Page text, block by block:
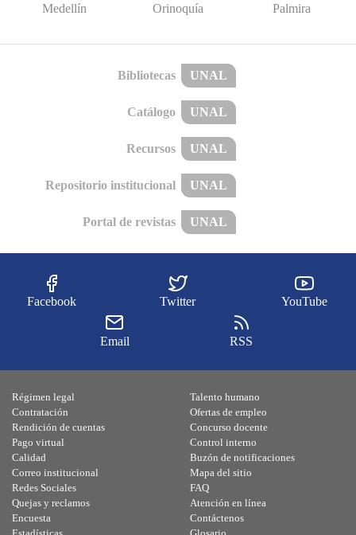
Medellín Orinoquía Palmira
Bibliotecas UNAL
Catálogo UNAL
Recursos UNAL
Repositorio institucional UNAL
Portal de revistas UNAL
Facebook Twitter YouTube
Email RSS
Régimen legal
Contratación
Rendición de cuentas
Pago virtual
Calidad
Talento humano
Ofertas de empleo
Concurso docente
Control interno
Buzón de notificaciones
Correo institucional
Redes Sociales
Quejas y reclamos
Encuesta
Mapa del sitio
FAQ
Atención en línea
Contáctenos